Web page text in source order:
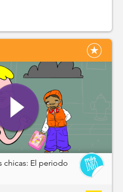
chicas: El periodo